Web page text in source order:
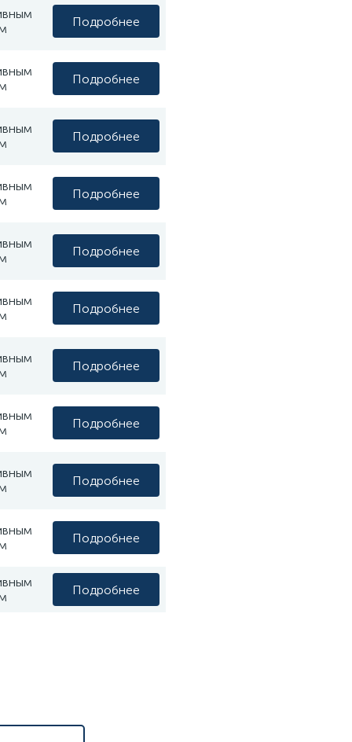
Подробнее
Подробнее
Подробнее
Подробнее
Подробнее
Подробнее
Подробнее
Подробнее
Подробнее
Подробнее
Подробнее